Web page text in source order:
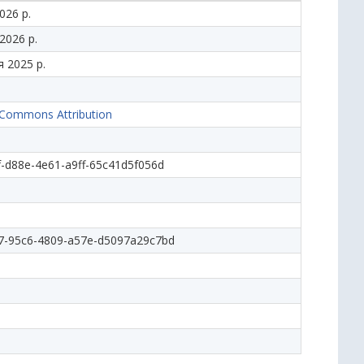
р.
р.
2025 р.
Attribution
d88e-4e61-a9ff-65c41d5f056d
95c6-4809-a57e-d5097a29c7bd